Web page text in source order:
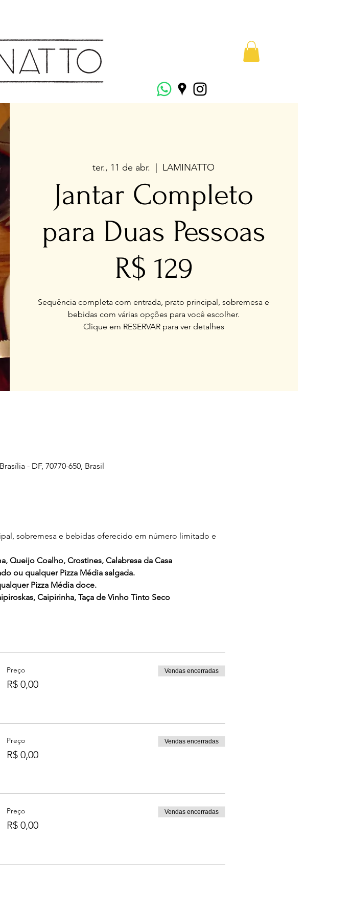
ter., 11 de abr. LAMINATTO
Jantar Completo
para Duas Pessoas
R$ 129
Sequência completa com entrada, prato principal, sobremesa e
bebidas com várias opções para você escolher.
Clique em RESERVAR para ver detalhes
- DF, 70770-650, Brasil
sobremesa e bebidas oferecido em número limitado e
Queijo Coalho, Crostines, Calabresa da Casa
ou qualquer Pizza Média salgada.
Pizza Média doce.
Caipirinha, Taça de Vinho Tinto Seco
Preço
R$ 0,00
Vendas encerradas
Preço
R$ 0,00
Vendas encerradas
Preço
R$ 0,00
Vendas encerradas